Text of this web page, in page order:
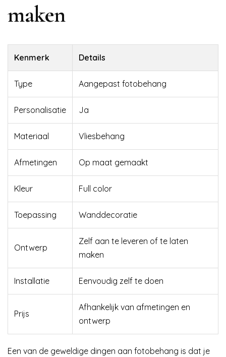
maken
Kenmerk Details
Type Aangepast fotobehang
Personalisatie Ja
Materiaal Vliesbehang
Afmetingen Op maat gemaakt
Kleur Full color
Toepassing Wanddecoratie
Ontwerp
Zelf aan te leveren of te laten
maken
Installatie Eenvoudig zelf te doen
Prijs
Afhankelijk van afmetingen en
ontwerp
Een van de geweldige dingen aan fotobehang is dat je